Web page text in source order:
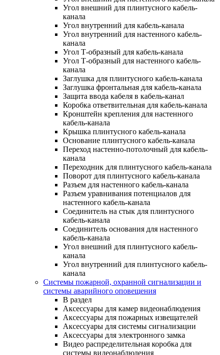
Угол внешний для плинтусного кабель-
канала
Угол внутренний для кабель-канала
Угол внутренний для настенного кабель-
канала
Угол Т-образный для кабель-канала
Угол Т-образный для настенного кабель-
канала
Заглушка для плинтусного кабель-канала
Заглушка фронтальная для кабель-канала
Защита ввода кабеля в кабель-канал
Коробка ответвительная для кабель-канала
Кронштейн крепления для настенного
кабель-канала
Крышка плинтусного кабель-канала
Основание плинтусного кабель-канала
Переход настенно-потолочный для кабель-
канала
Переходник для плинтусного кабель-канала
Поворот для плинтусного кабель-канала
Разъем для настенного кабель-канала
Разъем уравнивания потенциалов для
настенного кабель-канала
Соединитель на стык для плинтусного
кабель-канала
Соединитель основания для настенного
кабель-канала
Угол внешний для плинтусного кабель-
канала
Угол внутренний для плинтусного кабель-
канала
Системы пожарной, охранной сигнализации и
системы аварийного оповещения
В раздел
Аксессуары для камер видеонаблюдения
Аксессуары для пожарных извещателей
Аксессуары для системы сигнализации
Аксессуары для электронного замка
Видео распределительная коробка для
системы видеонаблюдения